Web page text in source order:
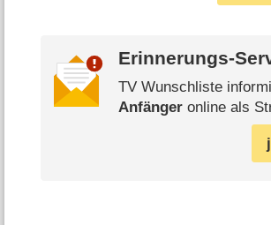
Erinnerungs-
TV Wunschliste
Anfängeronline als